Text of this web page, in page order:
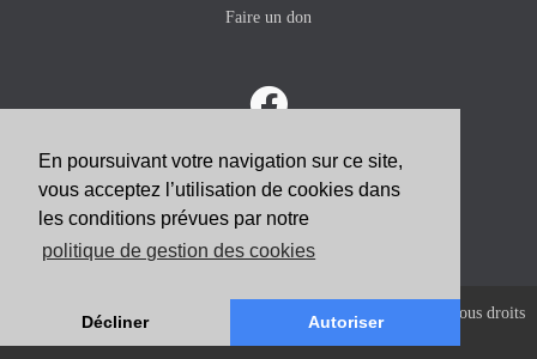
En poursuivant votre navigation sur ce site,
vous acceptez l’utilisation de cookies dans
les conditions prévues par notre
politique de gestion des cookies
Décliner Autoriser
Faire un don
ABONNEZ-VOUS
Copyright 2026 Revue Catholique Internationale COMMUNIO. Tous droits